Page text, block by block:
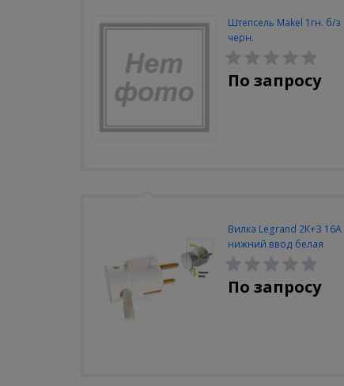
Штепсель Makel 1гн. б/з
черн.
По запросу
Вилка Legrand 2К+З 16А
нижний ввод белая
По запросу